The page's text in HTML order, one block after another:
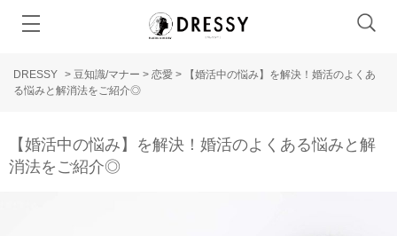
DRESSY > 豆知識/マナー > 恋愛 >
【婚活中の悩み】を解決！婚活のよくあ
る悩みと解消法をご紹介◎
【婚活中の悩み】を解決！婚活のよくある悩みと解
消法をご紹介◎